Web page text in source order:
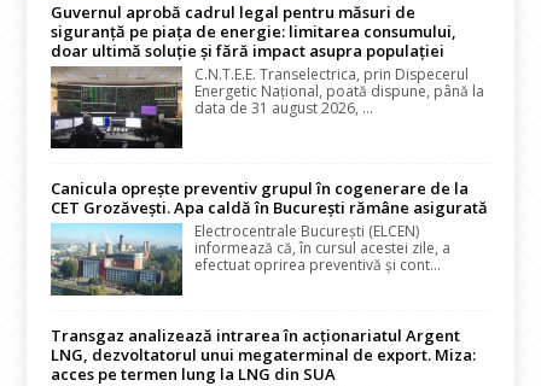
Guvernul aprobă cadrul legal pentru măsuri de
siguranță pe piața de energie: limitarea consumului,
doar ultimă soluție și fără impact asupra populației
C.N.T.E.E. Transelectrica, prin Dispecerul
Energetic Național, poată dispune, până la
data de 31 august 2026, ...
Canicula oprește preventiv grupul în cogenerare de la
CET Grozăvești. Apa caldă în București rămâne asigurată
Electrocentrale București (ELCEN)
informează că, în cursul acestei zile, a
efectuat oprirea preventivă și cont...
Transgaz analizează intrarea în acționariatul Argent
LNG, dezvoltatorul unui megaterminal de export. Miza:
acces pe termen lung la LNG din SUA